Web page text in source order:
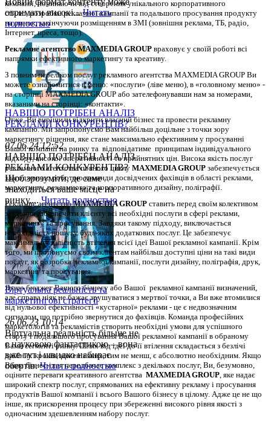
отримати високі...Читать
полностью
НАВІЩО ПОТРІБЕН АНАЛІЗ
РЕКЛАМИ КОНКУРЕНТІВ?
07.06.24 12:52
НАВІЩО ПОТРІБЕН АНАЛІЗ
РЕКЛАМИ КОНКУРЕНТІВ?
Щоб зрозуміти, де саме
знаходиться ваше місце на
ринку,... Читать полностью
Віртуальна реальність та
маркетингові стратегії
26.06.23 10:14
Віртуальна реальність більше не
є науковою фантастикою – вона
вже тут і швидко набирає
обертів.Читать полностью
компанії, починаючи від створення унікального корпоративного
стилю, розробки рекламної кампанії та подальшого просування продукту
на ринок, закінчуючи розміщенням в ЗМІ (зовнішня реклама, ТБ, радіо,
Інтернет, преса, тощо).
Рекламне агентство MAXMEDIA GROUP враховує у своїй роботі всі
напрямки ефективного маркетингу та креативу.
З повним переліком послуг рекламного агентства MAXMEDIA GROUP Ви
можете ознайомитися в меню: «послуги» (ліве меню), в «головному меню» -
на сторінці MAXMEDIA GROUP або зателефонувавши нам за номерами,
вказаними на сторінці: «контакти».
Отже, Ви вирішили відкрити власний бізнес та провести рекламну
кампанію. Ми запропонуємо Вам найбільш доцільне з точки зору
маркетингу рішення, яке стане максимально ефективним у просуванні
Вашої компанії на ринку та  відповідатиме  принципам індивідуального
підходу, високої оперативності та прийнятних цін. Висока якість послуг
рекламного агентства повного циклу MAXMEDIA GROUP забезпечується
злагодженою роботою команди досвідчених фахівців в області реклами,
маркетингу, рекламного та корпоративного дизайну, поліграфії.
Рекламне агентство MAXMEDIA GROUP ставить перед своїм колективом
завдання забезпечити клієнту всі необхідні послуги в сфері реклами,
маркетингу та просування. Завдяки такому підходу, виключається
необхідність пошуку будь-яких додаткових послуг. Це забезпечує
максимальну цілісність втілення всієї ідеї Вашої рекламної кампанії. Крім
того, ми пропонуємо своїм клієнтам найбільш доступні ціни на такі види
послуг, як розробка рекламної кампанії, послуги дизайну, поліграфія, друк,
маркетинг та просування.
Якщо бюджет Вашого бізнесу або Вашої  рекламної кампанії визначений,
але справа ніяк не бажає зрушуватися з мертвої точки, а Ви вже втомилися
від нульової ефективності «кустарної» реклами - це є недвозначним
сигналом, що потрібно звернутися до фахівців. Команда професійних
маркетологів та рекламістів створить необхідні умови для успішного
старту і подальшого просування Вашої рекламної кампанії в обраному
Вами сегменті ринку. Шлях від ідеї до її втілення складається з безлічі
дрібних кроків, кожен з яких, тим не менш, є абсолютно необхідним. Якщо
Ваша бізнес-ідея передбачає комплекс з декількох послуг, Ви, безумовно,
оціните переваги креативного агентства MAXMEDIA GROUP , яке надає
широкий спектр послуг, спрямованих на ефективну рекламу і просування
продуктів Вашої компанії і всього Вашого бізнесу в цілому. Адже це не що
інше, як прискорення процесу при збереженні високого рівня якості з
одночасним здешевленням набору послуг.